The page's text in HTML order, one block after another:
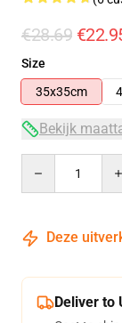
€28.69
Size
35x35cm
Bekijk
Deze
Deliver to